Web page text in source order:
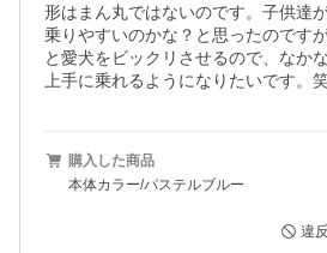
形はまん丸ではないのです。子供達
乗りやすいのかな？と思ったのです
と愛犬をビックリさせるので、なか
上手に乗れるようになりたいです。
購入した商品
本体カラー/パステルブルー
違